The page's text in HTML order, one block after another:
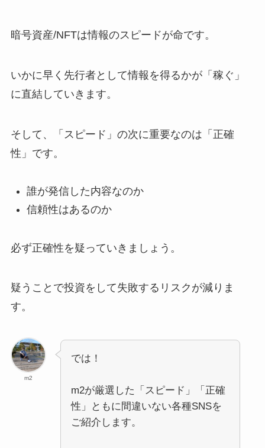
暗号資産/NFTは情報のスピードが命です。
いかに早く先行者として情報を得るかが「稼ぐ」
に直結していきます。
そして、「スピード」の次に重要なのは「正確
性」です。
誰が発信した内容なのか
信頼性はあるのか
必ず正確性を疑っていきましょう。
疑うことで投資をして失敗するリスクが減りま
す。
m2
では！
m2が厳選した「スピード」「正確
性」ともに間違いない各種SNSを
ご紹介します。